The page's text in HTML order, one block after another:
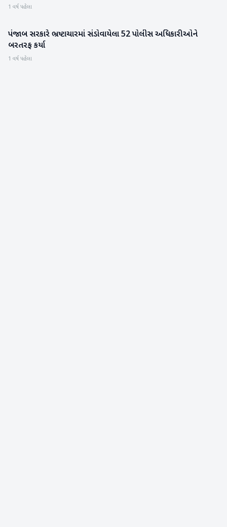
1 વર્ષ પહેલા
રાષ્ટ્રીય
પંજાબ સરકારે ભ્રષ્ટાચારમાં સંડોવાયેલા 52 પોલીસ અધિકારીઓને
બરતરફ કર્યા
1 વર્ષ પહેલા